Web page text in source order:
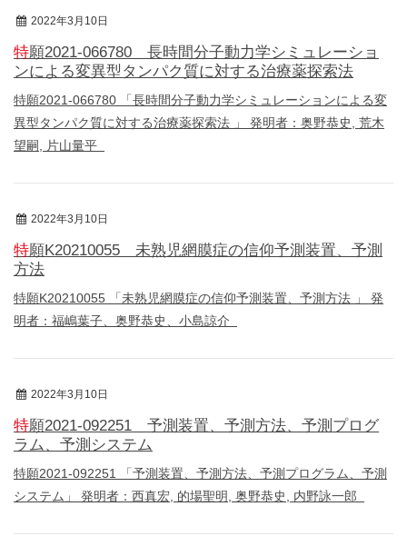
2022年3月10日
特願2021-066780 長時間分子動力学シミュレーショ
ンによる変異型タンパク質に対する治療薬探索法
特願2021-066780 「長時間分子動力学シミュレーションによる変
異型タンパク質に対する治療薬探索法 」 発明者：奥野恭史, 荒木
望嗣, 片山量平
2022年3月10日
特願K20210055 未熟児網膜症の信仰予測装置、予測
方法
特願K20210055 「未熟児網膜症の信仰予測装置、予測方法 」 発
明者：福嶋葉子、奥野恭史、小島諒介
2022年3月10日
特願2021-092251 予測装置、予測方法、予測プログ
ラム、予測システム
特願2021-092251 「予測装置、予測方法、予測プログラム、予測
システム」 発明者：西真宏, 的場聖明, 奥野恭史, 内野詠一郎